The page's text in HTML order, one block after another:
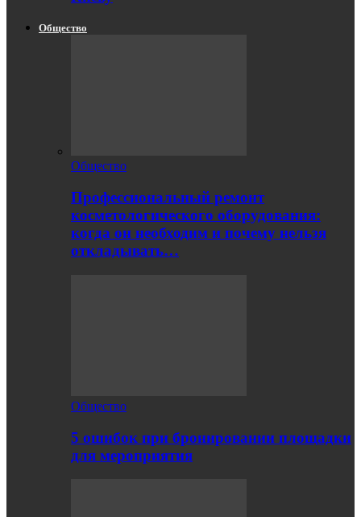
Общество
Общество
Профессиональный ремонт
косметологического оборудования:
когда он необходим и почему нельзя
откладывать…
Общество
5 ошибок при бронировании площадки
для мероприятия